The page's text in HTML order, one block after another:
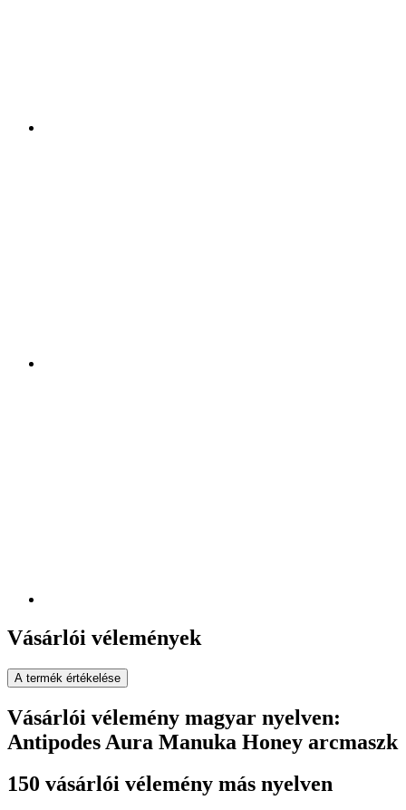
Vásárlói vélemények
A termék értékelése
Vásárlói vélemény magyar nyelven:
Antipodes Aura Manuka Honey arcmaszk
150 vásárlói vélemény más nyelven